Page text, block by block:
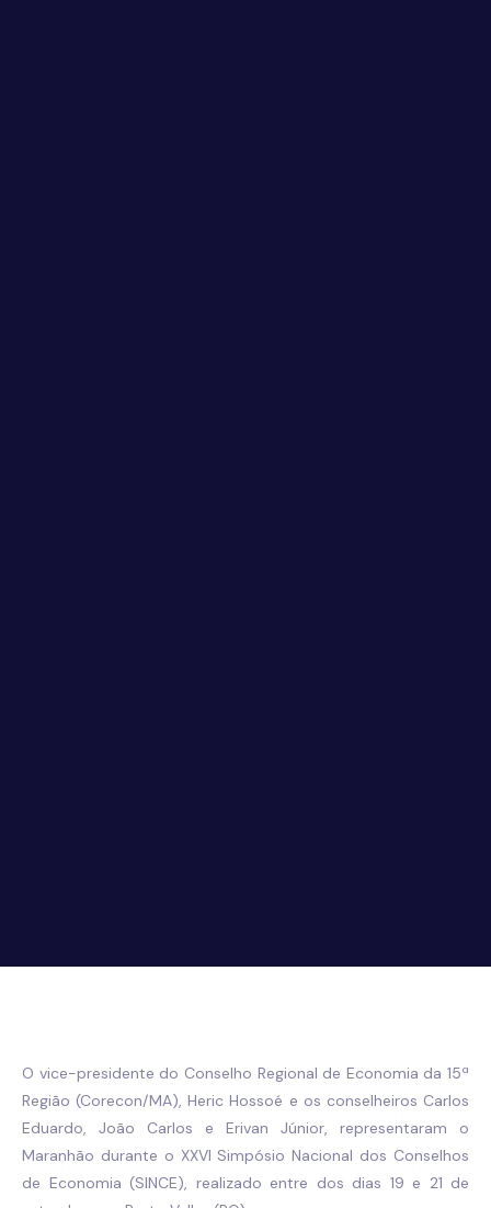
O vice-presidente do Conselho Regional de Economia da 15ª
Região (Corecon/MA), Heric Hossoé e os conselheiros Carlos
Eduardo, João Carlos e Erivan Júnior, representaram o
Maranhão durante o XXVI Simpósio Nacional dos Conselhos
de Economia (SINCE), realizado entre dos dias 19 e 21 de